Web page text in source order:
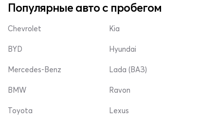
Популярные авто с пробегом
Chevrolet
BYD
Mercedes-Benz
Kia
Hyundai
Lada (ВАЗ)
BMW
Toyota
Ravon
Lexus